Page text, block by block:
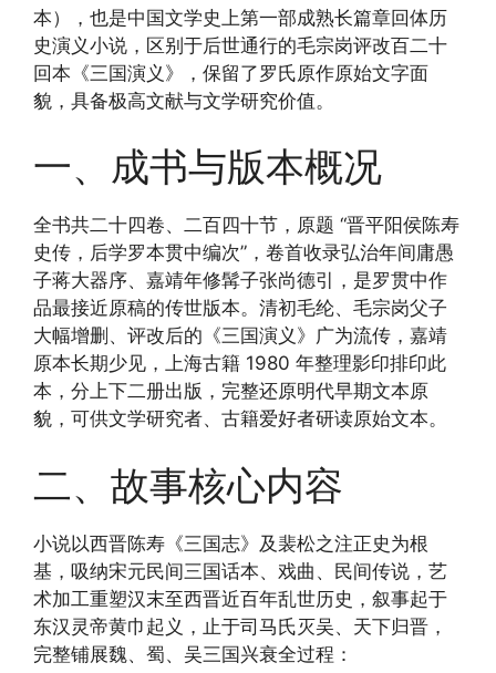
本），也是中国文学史上第一部成熟长篇章回体历
史演义小说，区别于后世通行的毛宗岗评改百二十
回本《三国演义》，保留了罗氏原作原始文字面
貌，具备极高文献与文学研究价值。
一、成书与版本概况
全书共二十四卷、二百四十节，原题 “晋平阳侯陈寿
史传，后学罗本贯中编次”，卷首收录弘治年间庸愚
子蒋大器序、嘉靖年修髯子张尚德引，是罗贯中作
品最接近原稿的传世版本。清初毛纶、毛宗岗父子
大幅增删、评改后的《三国演义》广为流传，嘉靖
原本长期少见，上海古籍 1980 年整理影印排印此
本，分上下二册出版，完整还原明代早期文本原
貌，可供文学研究者、古籍爱好者研读原始文本。
二、故事核心内容
小说以西晋陈寿《三国志》及裴松之注正史为根
基，吸纳宋元民间三国话本、戏曲、民间传说，艺
术加工重塑汉末至西晋近百年乱世历史，叙事起于
东汉灵帝黄巾起义，止于司马氏灭吴、天下归晋，
完整铺展魏、蜀、吴三国兴衰全过程：